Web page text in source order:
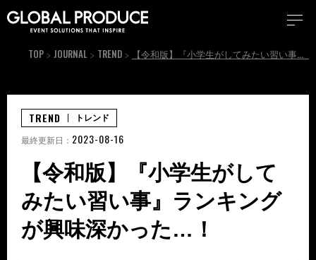
TOP JOURNAL TREND 【令和版】『小学生がしてみたい習い事』ランキングが興味深かった…！
【令和版】『小学生がして
みたい習い事』ランキング
が興味深かった…！
TREND トレンド
最終更新日： 2023-08-16